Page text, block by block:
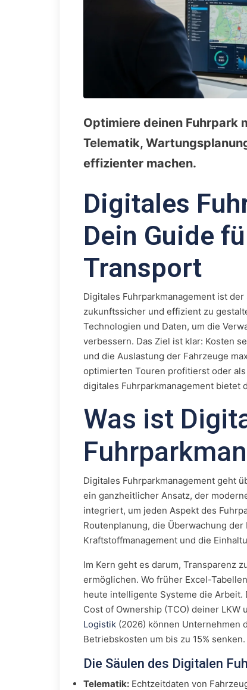
Optimiere deinen Fuhrpark
Telematik,
effizienter machen.
Digitales
Dein Guide
Transport
Digitales Fuhrparkmanagement ist
zukunftssicher und effizient zu
Technologien und Daten, um die
verbessern. Das Ziel ist klar: Kosten
und die Auslastung der Fahrzeuge
optimierten Touren profitierst oder
digitales Fuhrparkmanagement bietet
Was ist
Digitales Fuhrparkmanagement geht
ein ganzheitlicher Ansatz, der
integriert, um jeden Aspekt des
Routenplanung, die Überwachung
Kraftstoffmanagement und die
Im Kern geht es darum, Transparenz
ermöglichen. Wo früher Excel-
heute intelligente Systeme die
Cost of Ownership (TCO) deiner LKW
Logistik (2026) können Unternehmen
Betriebskosten um bis zu 15% senken.
Die Säulen des Digitalen
Telematik: Echtzeitdaten von